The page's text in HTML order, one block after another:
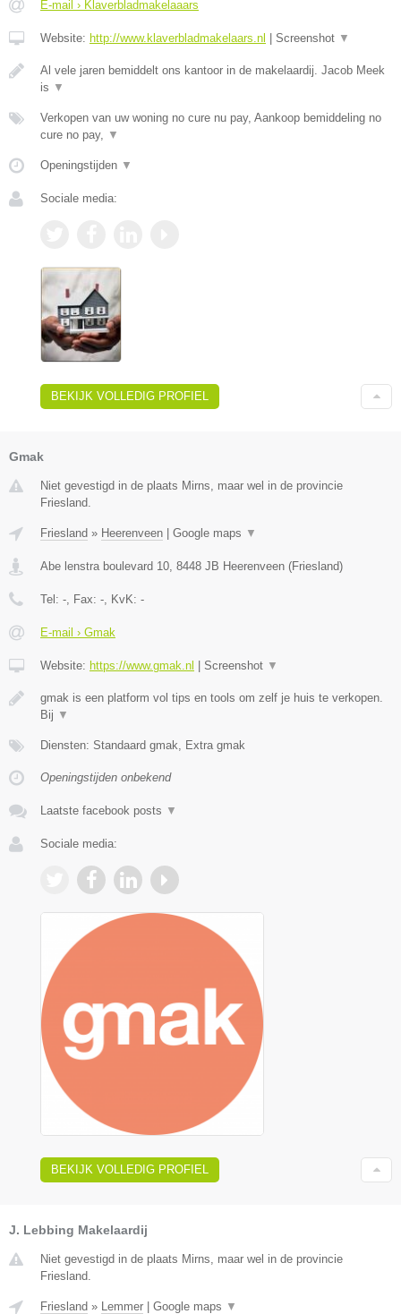
E-mail › Klaverbladmakelaaars
Website: http://www.klaverbladmakelaars.nl Screenshot ▼
Al vele jaren bemiddelt ons kantoor in de makelaardij. Jacob Meek
is ▼
Verkopen van uw woning no cure nu pay, Aankoop bemiddeling no
cure no pay, ▼
Openingstijden ▼
Sociale media:
BEKIJK VOLLEDIG PROFIEL
Gmak
Niet gevestigd in de plaats Mirns, maar wel in de provincie
Friesland.
Friesland » Heerenveen Google maps ▼
Abe lenstra boulevard 10 8448 JB Heerenveen (Friesland)
Tel: - , Fax: - , KvK: -
E-mail › Gmak
Website: https://www.gmak.nl Screenshot ▼
gmak is een platform vol tips en tools om zelf je huis te verkopen.
Bij ▼
Diensten: Standaard gmak, Extra gmak
Openingstijden onbekend
Laatste facebook posts ▼
Sociale media:
BEKIJK VOLLEDIG PROFIEL
J. Lebbing Makelaardij
Niet gevestigd in de plaats Mirns, maar wel in de provincie
Friesland.
Friesland » Lemmer Google maps ▼